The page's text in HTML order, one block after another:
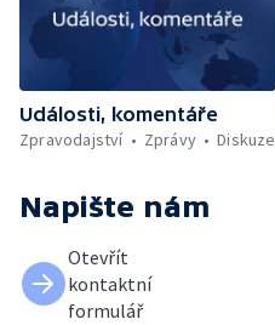
Události, komentáře
Zpravodajství
Zprávy Diskuze
Napište nám
Otevřít
kontaktní
formulář